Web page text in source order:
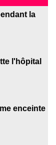
la
l'hôpital
enceinte